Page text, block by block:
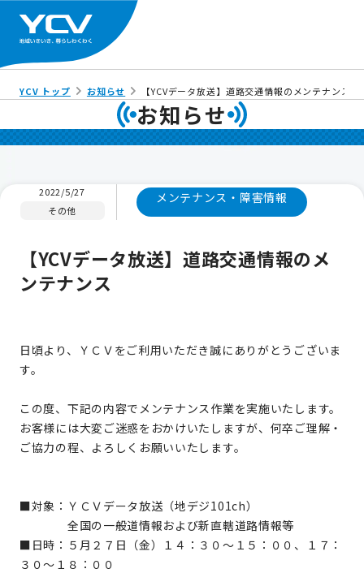
YCV トップ お知らせ 【YCVデータ放送】道路交通情報のメンテナンス
お知らせ
2022/5/27
その他
メンテナンス・障害情報
【YCVデータ放送】道路交通情報のメ
ンテナンス
日頃より、ＹＣＶをご利用いただき誠にありがとうございま
す。
この度、下記の内容でメンテナンス作業を実施いたします。
お客様には大変ご迷惑をおかけいたしますが、何卒ご理解・
ご協力の程、よろしくお願いいたします。
■対象：ＹＣＶデータ放送（地デジ101ch）
全国の一般道情報および新直轄道路情報等
■日時：５月２７日（金）１４：３０～１５：００、１７：
３０～１８：００